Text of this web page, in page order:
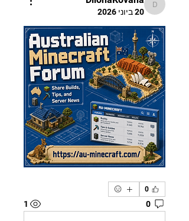
DilonaKovana
20 ביוני 2026
0
0
1